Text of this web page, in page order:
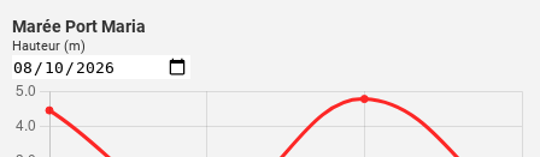
Marée Port Maria
Hauteur (m)